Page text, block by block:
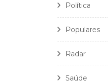
Política
Populares
Radar
Saúde